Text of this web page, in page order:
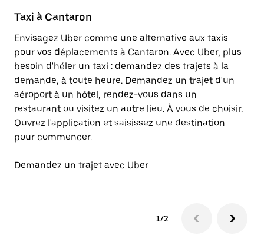
Taxi à Cantaron
Envisagez Uber comme une alternative aux taxis
pour vos déplacements à Cantaron. Avec Uber, plus
besoin d'héler un taxi : demandez des trajets à la
demande, à toute heure. Demandez un trajet d'un
aéroport à un hôtel, rendez-vous dans un
restaurant ou visitez un autre lieu. À vous de choisir.
Ouvrez l'application et saisissez une destination
pour commencer.
Demandez un trajet avec Uber
1/2